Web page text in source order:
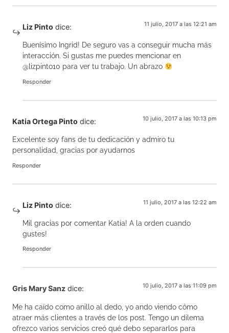
Liz Pinto dice: 11 julio, 2017 a las 12:21 am
Buenísimo Ingrid! De seguro vas a conseguir mucha más
interacción. Si gustas me puedes mencionar en
@lizpinto10 para ver tu trabajo. Un abrazo
Responder
Katia Ortega Pinto dice: 10 julio, 2017 a las 10:13 pm
Excelente soy fans de tu dedicación y admiro tu
personalidad, gracias por ayudarnos
Responder
Liz Pinto dice: 11 julio, 2017 a las 12:22 am
Mil gracias por comentar Katia! A la orden cuando
gustes!
Responder
Gris Mary Sanz dice: 10 julio, 2017 a las 11:09 pm
Me ha caído como anillo al dedo, yo ando viendo cómo
atraer más clientes a través de los post. Tengo un dilema
ofrezco varios servicios creó qué debo separarlos para